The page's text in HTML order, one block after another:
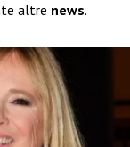
altre news.